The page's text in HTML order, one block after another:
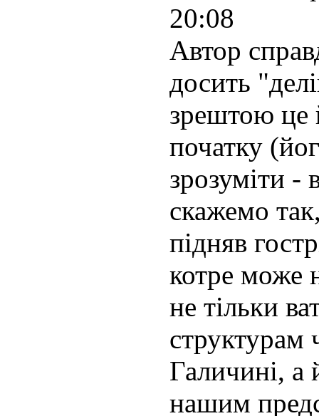
20:08
Автор
досить
зрештою це
початку
зрозуміти -
скажемо
підняв
котре може
не тільки
Галичині,
нашим